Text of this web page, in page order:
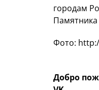
городам
Фото:
Добро